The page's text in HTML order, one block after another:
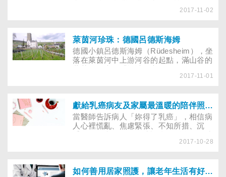
愈老，疾病自然愈多，慢性疾病對老人的
的徵候及預後有何不同？根據國外社區老
年人的研究顯示，重度憂鬱症的盛行率為
1～4％，一般人口重度憂鬱症的盛行率為
6％。國外學者解釋，年長者的憂鬱症狀
不如中年人普遍，可能原因包括老年人的
內兩項具代表性的老年社區調查，卻發現
重度憂鬱症的盛行率約為6％，台灣老年
人的憂鬱症比率是否較國外高？值得進一
步探究。
2017-11-02
萊茵河珍珠：德國呂德斯海姆
德國小鎮呂德斯海姆（Rüdesheim），坐
落在萊茵河中上游河谷的起點，滿山谷的
2017-11-01
獻給乳癌病友及家屬最溫暖的陪伴照護書
當醫師告訴病人「妳得了乳癌」，相信病
人心裡慌亂、焦慮緊張、不知所措、沉
很注重健康，為什麼會得病？檢視自己的
對自己的負面情緒及癌病？
2017-10-28
如何善用居家照護，讓老年生活有好品質？